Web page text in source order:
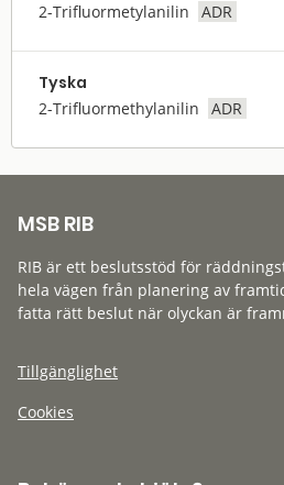
2-Trifluormetylanilin
ADR
Tyska
2-Trifluormethylanilin ADR
MSB RIB
RIB är ett beslutsstöd för
hela vägen från planering av
fatta rätt beslut när olyckan är
Tillgänglighet
Cookies